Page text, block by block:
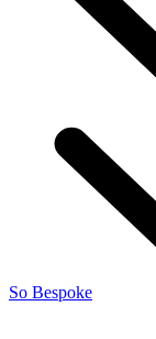
So Bespoke